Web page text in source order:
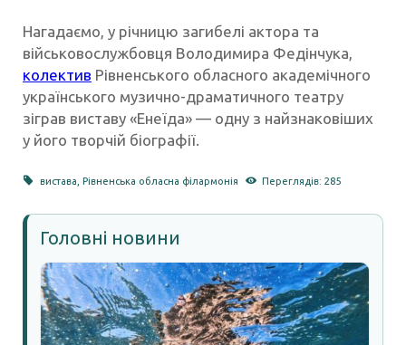
Нагадаємо, у річницю загибелі актора та
військовослужбовця Володимира Федінчука,
колектив Рівненського обласного академічного
українського музично-драматичного театру
зіграв виставу «Енеїда» — одну з найзнаковіших
у його творчій біографії.
вистава ,Рівненська обласна філармонія Переглядів: 285
Головні новини